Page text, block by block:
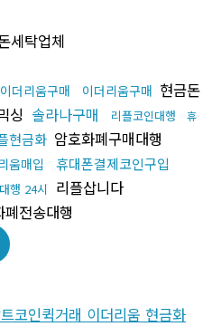
세탁업체
이더리움구매 이더리움구매 현금돈
싱 솔라나구매 리플코인대행
휴
현금화 암호화폐구매대행
움매입 휴대폰결제코인구입
행 24시 리플삽니다
폐전송대행
코인퀵거래 이더리움 현금화